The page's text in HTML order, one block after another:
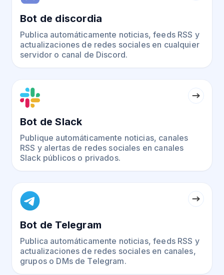
Bot de discordia
Publica automáticamente noticias, feeds RSS y
actualizaciones de redes sociales en cualquier
servidor o canal de Discord.
Bot de Slack
Publique automáticamente noticias, canales
RSS y alertas de redes sociales en canales
Slack públicos o privados.
Bot de Telegram
Publica automáticamente noticias, feeds RSS y
actualizaciones de redes sociales en canales,
grupos o DMs de Telegram.